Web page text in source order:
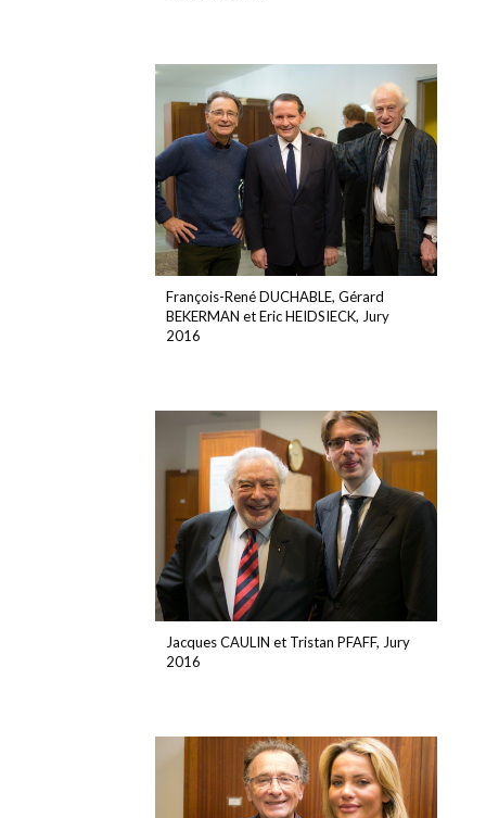
François-René DUCHABLE, Gérard
BEKERMAN et Eric HEIDSIECK, Jury
2016
Jacques CAULIN et Tristan PFAFF, Jury
2016